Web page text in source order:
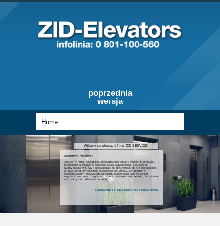
poprzednia
wersja
Witamy na stronach firmy ZID-SERVICE
Szanowni Państwo!
Jesteśmy firmą, posiadającą doświadczenie poparte wieloletnią praktyką,
profesjonalną, regularnie szkoloną kadrą wykonawczą i inżynierską.
Mamy uprawnieniaUDT obowiązujące od dnia wejścia do Unii Europejskiej,
a nasze produkty posiadają europejskie certyfikaty. Dysponujemy
specjalistycznym oprzyrządowaniem do konserwacji oraz wszelkich
napraw i remontów dźwigów firmOTIS, SCHINDLER, KONE, THYSSEN
oraz wszystkich dźwigów polskich.
Zapraszamy od zapoznania się z nasza ofertą